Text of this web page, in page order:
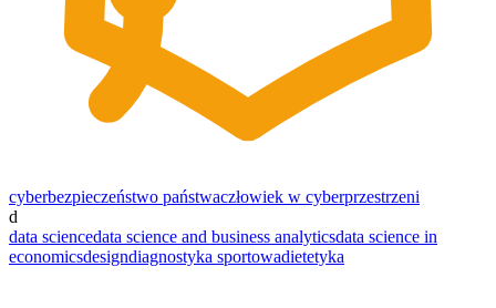
cyberbezpieczeństwo państwaczłowiek w cyberprzestrzeni
d
data sciencedata science and business analyticsdata science in
economicsdesigndiagnostyka sportowadietetyka